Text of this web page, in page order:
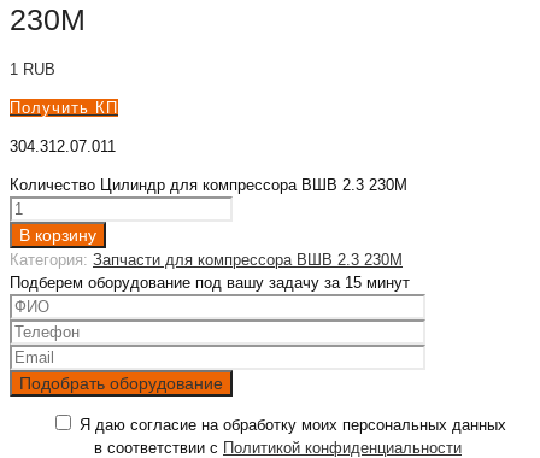
230М
1 RUB
Получить КП
304.312.07.011
Количество Цилиндр для компрессора ВШВ 2.3 230М
В корзину
Категория: Запчасти для компрессора ВШВ 2.3 230М
Подберем оборудование под вашу задачу за 15 минут
Я даю согласие на обработку моих персональных данных
в соответствии с Политикой конфиденциальности